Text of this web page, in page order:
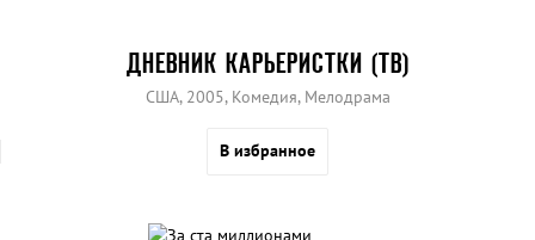
ДНЕВНИК КАРЬЕРИСТКИ (ТВ)
США, 2005, Комедия, Мелодрама
В избранное